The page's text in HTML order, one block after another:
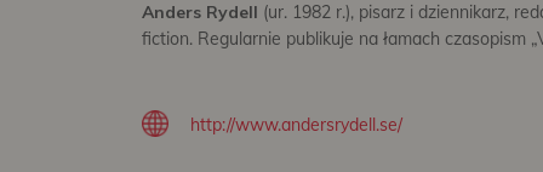
Anders Rydell (ur. 1982 r.), pisarz i dziennikarz,
fiction. Regularnie publikuje na łamach czasopism
http://www.andersrydell.se/